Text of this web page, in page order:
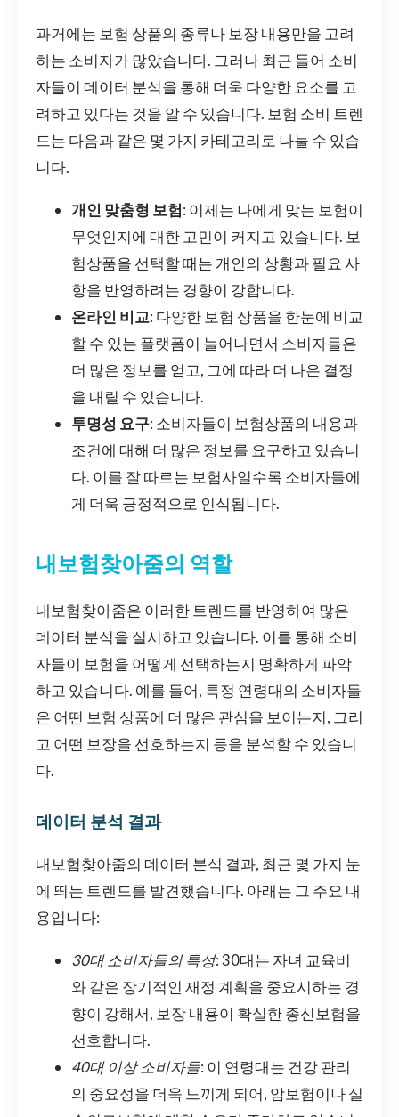
과거에는 보험 상품의 종류나 보장 내용만을 고려
하는 소비자가 많았습니다. 그러나 최근 들어 소비
자들이 데이터 분석을 통해 더욱 다양한 요소를 고
려하고 있다는 것을 알 수 있습니다. 보험 소비 트렌
드는 다음과 같은 몇 가지 카테고리로 나눌 수 있습
니다.
개인 맞춤형 보험: 이제는 나에게 맞는 보험이
무엇인지에 대한 고민이 커지고 있습니다. 보
험상품을 선택할 때는 개인의 상황과 필요 사
항을 반영하려는 경향이 강합니다.
온라인 비교: 다양한 보험 상품을 한눈에 비교
할 수 있는 플랫폼이 늘어나면서 소비자들은
더 많은 정보를 얻고, 그에 따라 더 나은 결정
을 내릴 수 있습니다.
투명성 요구: 소비자들이 보험상품의 내용과
조건에 대해 더 많은 정보를 요구하고 있습니
다. 이를 잘 따르는 보험사일수록 소비자들에
게 더욱 긍정적으로 인식됩니다.
내보험찾아줌의 역할
내보험찾아줌은 이러한 트렌드를 반영하여 많은
데이터 분석을 실시하고 있습니다. 이를 통해 소비
자들이 보험을 어떻게 선택하는지 명확하게 파악
하고 있습니다. 예를 들어, 특정 연령대의 소비자들
은 어떤 보험 상품에 더 많은 관심을 보이는지, 그리
고 어떤 보장을 선호하는지 등을 분석할 수 있습니
다.
데이터 분석 결과
내보험찾아줌의 데이터 분석 결과, 최근 몇 가지 눈
에 띄는 트렌드를 발견했습니다. 아래는 그 주요 내
용입니다:
30대 소비자들의 특성: 30대는 자녀 교육비
와 같은 장기적인 재정 계획을 중요시하는 경
향이 강해서, 보장 내용이 확실한 종신보험을
선호합니다.
40대 이상 소비자들: 이 연령대는 건강 관리
의 중요성을 더욱 느끼게 되어, 암보험이나 실